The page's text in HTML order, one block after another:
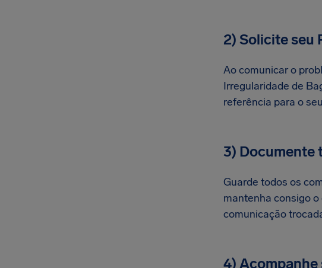
2) Solicite seu
Ao comunicar o
Irregularidade de
referência para o
3) Documente
Guarde todos os
mantenha consigo
comunicação
4) Acompanhe